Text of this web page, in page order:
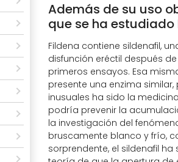
Además de su uso
que se ha estudiado
Fildena contiene sildenafil,
disfunción eréctil después
primeros ensayos. Esa
presente una enzima
inusuales ha sido la
podría prevenir la
la investigación del
bruscamente blanco y frío,
sorprendente, el sildenafil